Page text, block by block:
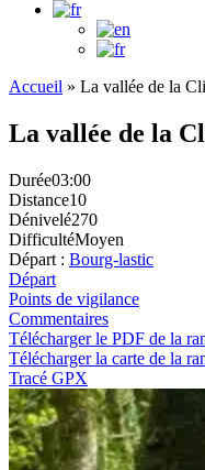
Accueil » La vallée de la
La vallée de la
Durée03:00
Distance10
Dénivelé270
DifficultéMoyen
Départ : Bourg-lastic
Départ
Points de vigilance
Commentaires
Télécharger le PDF de la
Télécharger la carte de la
Tracé GPX